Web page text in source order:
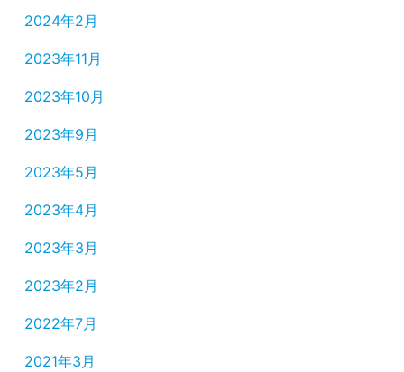
2024年2月
2023年11月
2023年10月
2023年9月
2023年5月
2023年4月
2023年3月
2023年2月
2022年7月
2021年3月